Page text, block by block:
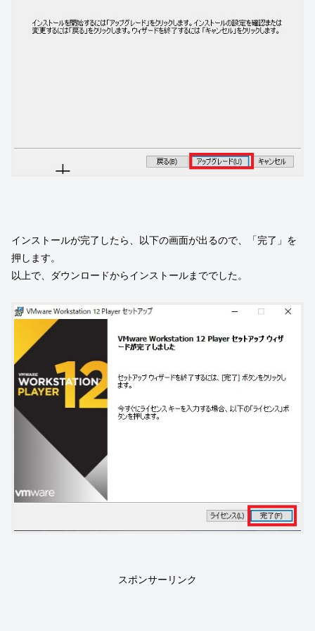
インストールが完了したら、以下の画面が出るので、「完了」を
押します。
以上で、ダウンロードからインストールまででした。
スポンサーリンク